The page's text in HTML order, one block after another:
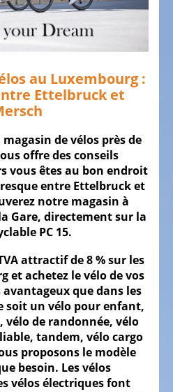
au Luxembourg :
Ettelbruck et
de vélos près de
offre des conseils
vous êtes au bon endroit
entre Ettelbruck et
notre magasin à
Gare, directement sur la
PC 15.
attractif de 8 % sur les
et achetez le vélo de vos
que dans les
soit un vélo pour enfant,
vélo de randonnée, vélo
tandem, vélo cargo
proposons le modèle
besoin. Les vélos
vélos électriques font